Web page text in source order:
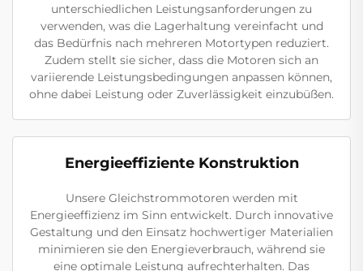
unterschiedlichen Leistungsanforderungen zu
verwenden, was die Lagerhaltung vereinfacht und
das Bedürfnis nach mehreren Motortypen reduziert.
Zudem stellt sie sicher, dass die Motoren sich an
variierende Leistungsbedingungen anpassen können,
ohne dabei Leistung oder Zuverlässigkeit einzubüßen.
Energieeffiziente Konstruktion
Unsere Gleichstrommotoren werden mit
Energieeffizienz im Sinn entwickelt. Durch innovative
Gestaltung und den Einsatz hochwertiger Materialien
minimieren sie den Energieverbrauch, während sie
eine optimale Leistung aufrechterhalten. Das